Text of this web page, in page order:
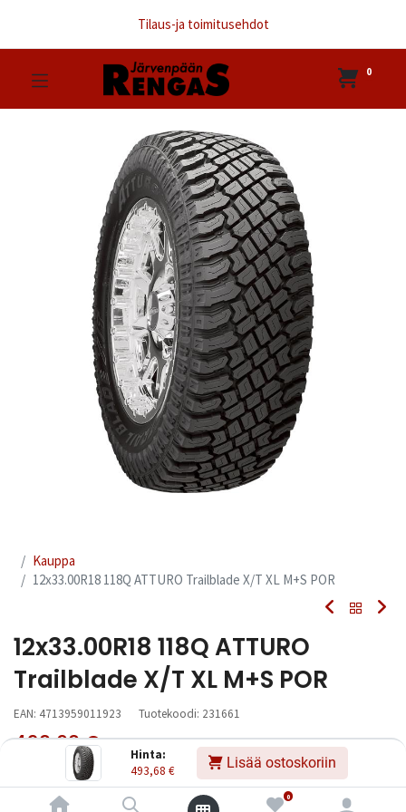
Hinta:
493,68 € Lisää ostoskoriin
0
Tilaus-ja toimitusehdot
0
Kauppa
12x33.00R18 118Q ATTURO Trailblade X/T XL M+S POR
12x33.00R18 118Q ATTURO
Trailblade X/T XL M+S POR
EAN: 4713959011923 Tuotekoodi: 231661
493,68€ Sisältää ALV:n/ kpl
Toimittajilla (ulkomaa):
Saatavilla